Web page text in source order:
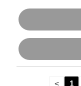
< 1